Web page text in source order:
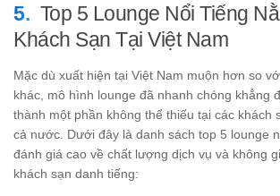
Top 5 Lounge Nổi Tiếng
Khách Sạn Tại Việt Nam
Mặc dù xuất hiện tại Việt Nam muộn hơn so
khác, mô hình lounge đã nhanh chóng khẳng
thành một phần không thể thiếu tại các khách
cả nước. Dưới đây là danh sách top 5 lounge
đánh giá cao về chất lượng dịch vụ và không
khách sạn danh tiếng: